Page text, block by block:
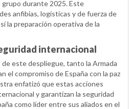
grupo durante 2025. Este
anfibias, logísticas y de fuerza de
la preparación operativa de la
internacional
este despliegue, tanto la Armada
el compromiso de España con la paz
enfatizó que estas acciones
y garantizan la seguridad
como líder entre sus aliados en el